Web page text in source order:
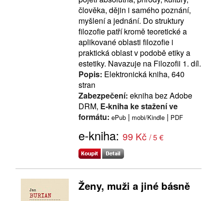
člověka, dějin i samého poznání,
myšlení a jednání. Do struktury
filozofie patří kromě teoretické a
aplikované oblasti filozofie i
praktická oblast v podobě etiky a
estetiky. Navazuje na Filozofii 1. díl.
Popis: Elektronická kniha, 640
stran
Zabezpečení: ekniha bez Adobe
DRM, E-kniha ke stažení ve
formátu: ePub | mobi/Kindle | PDF
e-kniha: 99 Kč / 5 €
Ženy, muži a jiné básně